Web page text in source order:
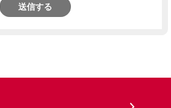
送信する